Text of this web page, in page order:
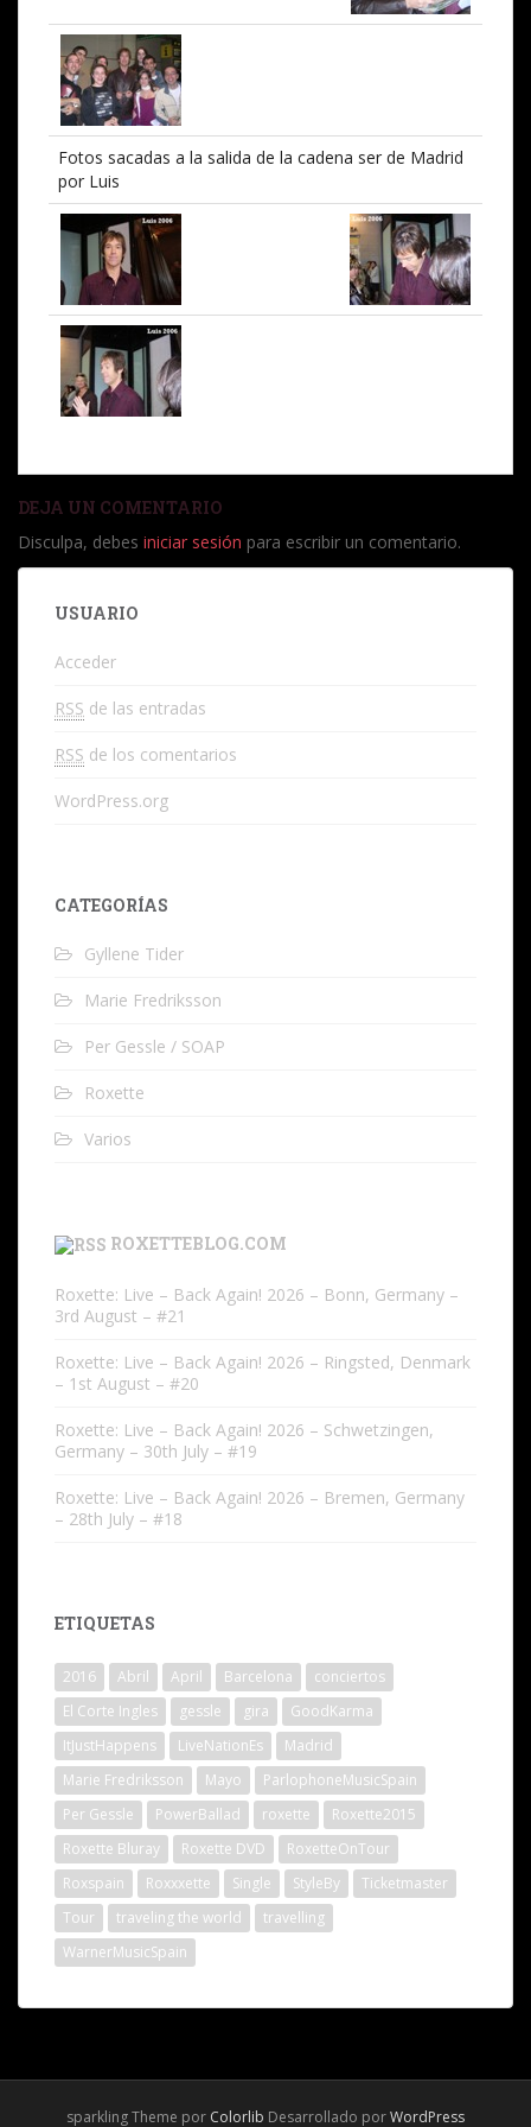
Fotos sacadas a la salida de la cadena ser de Madrid
por Luis
DEJA UN COMENTARIO
Disculpa, debes iniciar sesión para escribir un comentario.
USUARIO
Acceder
RSS de las entradas
RSS de los comentarios
WordPress.org
CATEGORÍAS
Gyllene Tider
Marie Fredriksson
Per Gessle / SOAP
Roxette
Varios
ROXETTEBLOG.COM
Roxette: Live – Back Again! 2026 – Bonn, Germany –
3rd August – #21
Roxette: Live – Back Again! 2026 – Ringsted, Denmark
– 1st August – #20
Roxette: Live – Back Again! 2026 – Schwetzingen,
Germany – 30th July – #19
Roxette: Live – Back Again! 2026 – Bremen, Germany
– 28th July – #18
ETIQUETAS
2016 Abril April Barcelona
conciertos
El Corte Ingles
gessle gira
GoodKarma
ItJustHappens
LiveNationEs
Madrid
Marie Fredriksson
Mayo
ParlophoneMusicSpain
Per Gessle
PowerBallad roxette
Roxette2015
Roxette Bluray
Roxette DVD
RoxetteOnTour
Roxspain
Roxxxette Single StyleBy
Ticketmaster
Tour
traveling the world
travelling
WarnerMusicSpain
sparkling Theme por Colorlib Desarrollado porWordPress